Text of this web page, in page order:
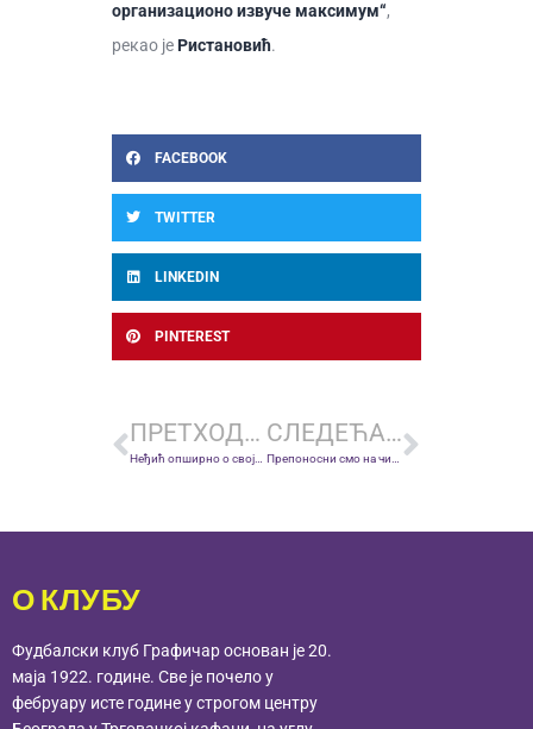
организационо извуче максимум“,
рекао јеРистановић.
FACEBOOK
TWITTER
LINKEDIN
PINTEREST
ПРЕТХОДНА ВЕСТ СЛЕДЕЋА ВЕСТ
О КЛУБУ
Фудбалски клуб Графичар основан је 20.
маја 1922. године. Све је почело у
фебруару исте године у строгом центру